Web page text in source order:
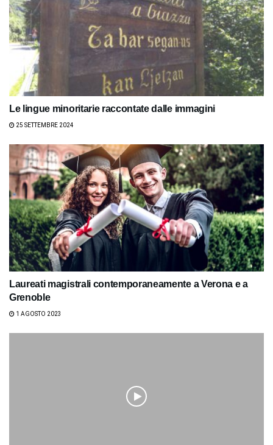
Le lingue minoritarie raccontate dalle immagini
25 SETTEMBRE 2024
Laureati magistrali contemporaneamente a Verona e a
Grenoble
1 AGOSTO 2023